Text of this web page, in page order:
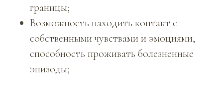
границы;
Возможность находить контакт с
собственными чувствами и эмоциями,
способность проживать болезненные
эпизоды;